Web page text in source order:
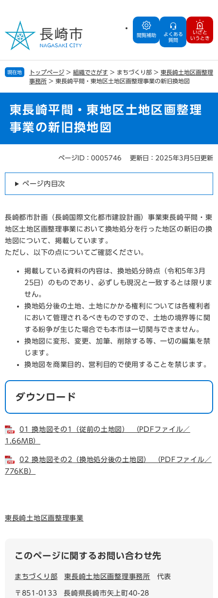
の
で
す
ー
ば
し
閲覧補助
よくある
質問
いざと
いうとき
現在地 トップページ > 組織でさがす > まちづくり部 > 東長崎土地区画整理
事務所 > 東長崎平間・東地区土地区画整理事業の新旧換地図
東長崎平間・東地区土地区画整理
事業の新旧換地図
ページID：0005746 更新日：2025年3月5日更新
ページ内目次
長崎都市計画（長崎国際文化都市建設計画）事業東長崎平間・東
地区土地区画整理事業において換地処分を行った地区の新旧の換
地図について、掲載しています。
ただし、以下の点についてご確認ください。
掲載している資料の内容は、換地処分時点（令和5年3月
25日）のものであり、必ずしも現況と一致するとは限りま
せん。
換地処分後の土地、土地にかかる権利については各権利者
において管理されるべきものですので、土地の境界等に関
する紛争が生じた場合でも本市は一切関与できません。
換地図に変形、変更、加筆、削除する等、一切の編集を禁
じます。
換地図を商業目的、営利目的で使用することを禁じます。
ダウンロード
01 換地図その1（従前の土地図） （PDFファイル／
1.66MB）
02 換地図その2（換地処分後の土地図） （PDFファイル／
776KB）
東長崎土地区画整理事業
このページに関するお問い合わせ先
まちづくり部 東長崎土地区画整理事務所 代表
〒851-0133
長崎県長崎市矢上町40-28